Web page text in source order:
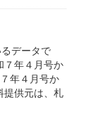
データで
７年４月号か
年４月号か
提供元は、札